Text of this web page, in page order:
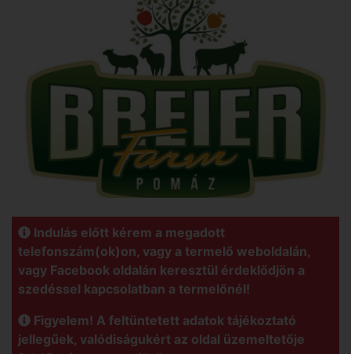
Indulás előtt kérem a megadott
telefonszám(ok)on, vagy a termelő weboldalán,
vagy Facebook oldalán keresztül érdeklődjön a
szedéssel kapcsolatban a termelőnél!
Figyelem! A feltüntetett adatok tájékoztató
jellegűek, valódiságukért az oldal üzemeltetője